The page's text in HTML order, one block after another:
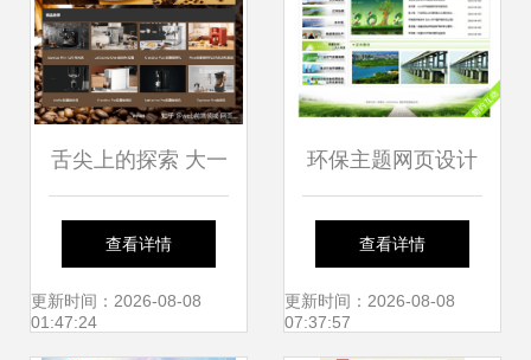
舌尖上的探索 大一
学生Web课程设计
之美食主题网页制
查看详情
更新时间：2026-08-08
01:47:24
环保主题网页设计
作业 简单易学的网
页制作指南
查看详情
更新时间：2026-08-08
07:37:57